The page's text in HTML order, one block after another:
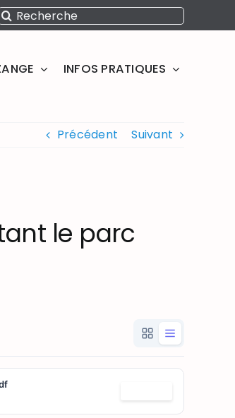
INFOS PRATIQUES
Précédent Suivant
le parc